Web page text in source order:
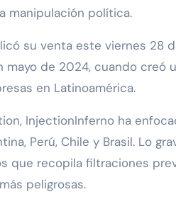
manipulación política.
su venta este viernes 28
de 2024, cuando creó
en Latinoamérica.
InjectionInferno ha
Perú, Chile y Brasil. Lo
recopila filtraciones
peligrosas.